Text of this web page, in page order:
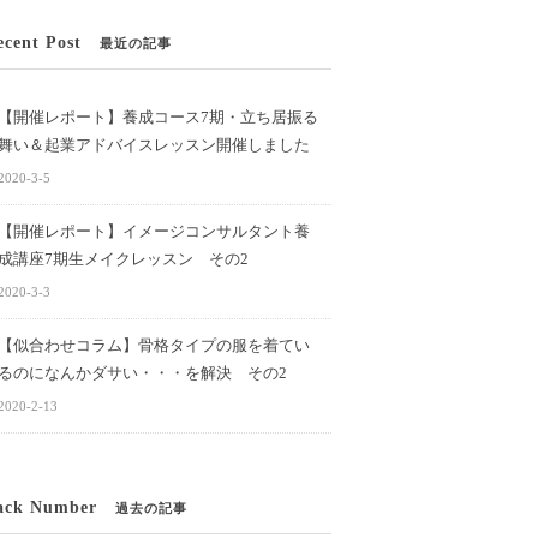
Post 最近の記事
開催レポート】養成コース7期・立ち居振る
い＆起業アドバイスレッスン開催しました
3-5
開催レポート】イメージコンサルタント養
講座7期生メイクレッスン その2
3-3
似合わせコラム】骨格タイプの服を着てい
のになんかダサい・・・を解決 その2
2-13
Number 過去の記事